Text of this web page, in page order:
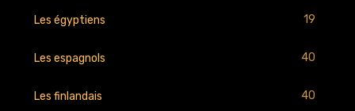
Les égyptiens 19
Les espagnols 40
Les finlandais 40